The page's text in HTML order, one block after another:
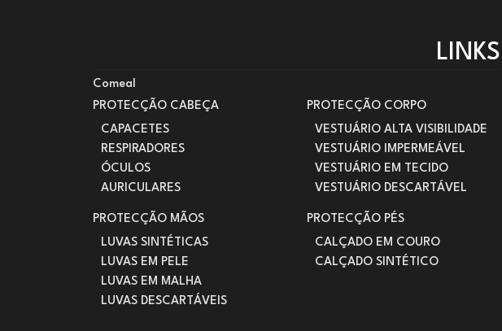
LINKS
Comeal
PROTECÇÃO CABEÇA
CAPACETES
RESPIRADORES
ÓCULOS
AURICULARES
PROTECÇÃO CORPO
VESTUÁRIO ALTA VISIBILIDADE
VESTUÁRIO IMPERMEÁVEL
VESTUÁRIO EM TECIDO
VESTUÁRIO DESCARTÁVEL
PROTECÇÃO MÃOS
LUVAS SINTÉTICAS
LUVAS EM PELE
LUVAS EM MALHA
LUVAS DESCARTÁVEIS
PROTECÇÃO PÉS
CALÇADO EM COURO
CALÇADO SINTÉTICO